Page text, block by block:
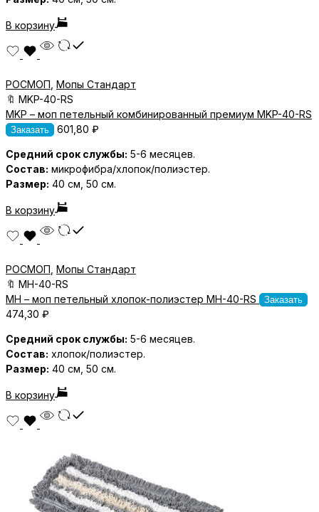
В корзину
РОСМОП Мопы Стандарт
🔖 MKP-40-RS
MKP – моп петельный комбинированный премиум MKP-40-RS
Заказать 601,80 ₽
Средний срок службы: 5-6 месяцев.
Состав: микрофибра/хлопок/полиэстер.
Размер: 40 см, 50 см.
В корзину
РОСМОП Мопы Стандарт
🔖 MH-40-RS
MH – моп петельный хлопок-полиэстер MH-40-RS
Заказать
474,30 ₽
Средний срок службы: 5-6 месяцев.
Состав: хлопок/полиэстер.
Размер: 40 см, 50 см.
В корзину